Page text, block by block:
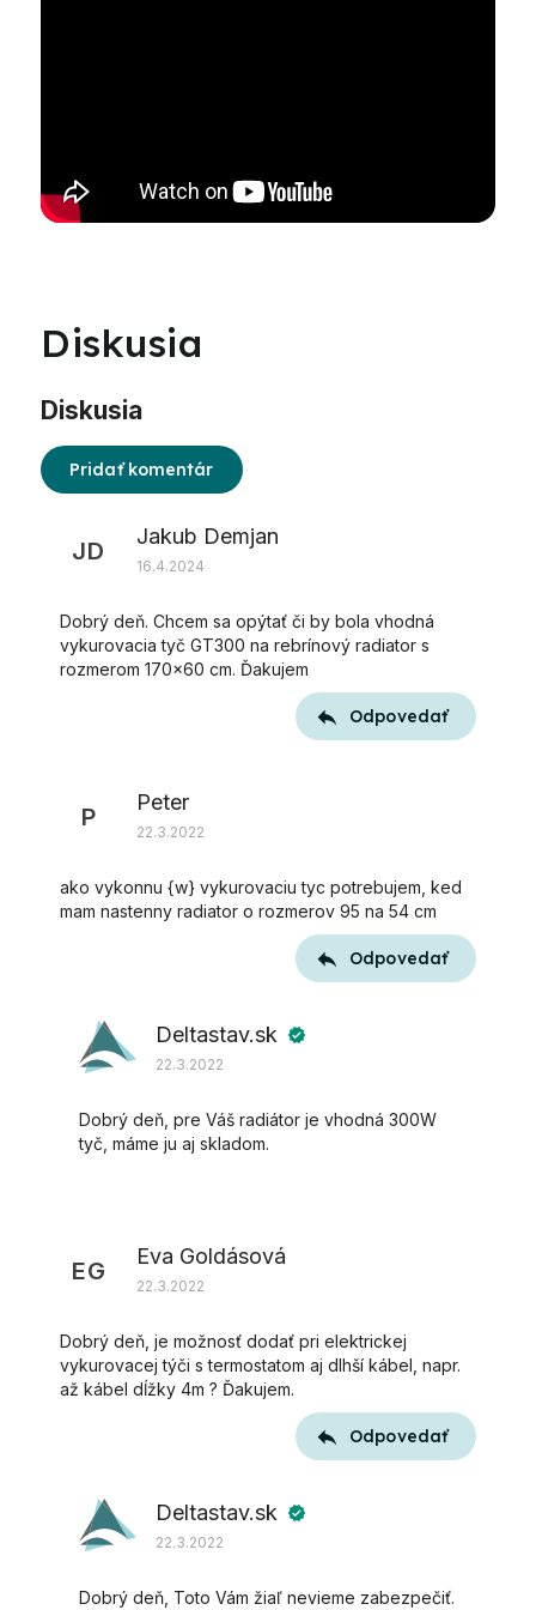
Diskusia
Diskusia
Pridať komentár
Výpis
diskusií
JD
Jakub Demjan
16.4.2024
Dobrý deň. Chcem sa opýtať či by bola vhodná
vykurovacia tyč GT300 na rebrínový radiator s
rozmerom 170x60 cm. Ďakujem
Odpovedať
P
Peter
22.3.2022
ako vykonnu {w} vykurovaciu tyc potrebujem, ked
mam nastenny radiator o rozmerov 95 na 54 cm
Odpovedať
Deltastav.sk verified
22.3.2022
Dobrý deň, pre Váš radiátor je vhodná 300W
tyč, máme ju aj skladom.
EG
Eva Goldásová
22.3.2022
Dobrý deň, je možnosť dodať pri elektrickej
vykurovacej týči s termostatom aj dlhší kábel, napr.
až kábel dĺžky 4m ? Ďakujem.
Odpovedať
Deltastav.sk verified
22.3.2022
Dobrý deň, Toto Vám žiaľ nevieme zabezpečiť.